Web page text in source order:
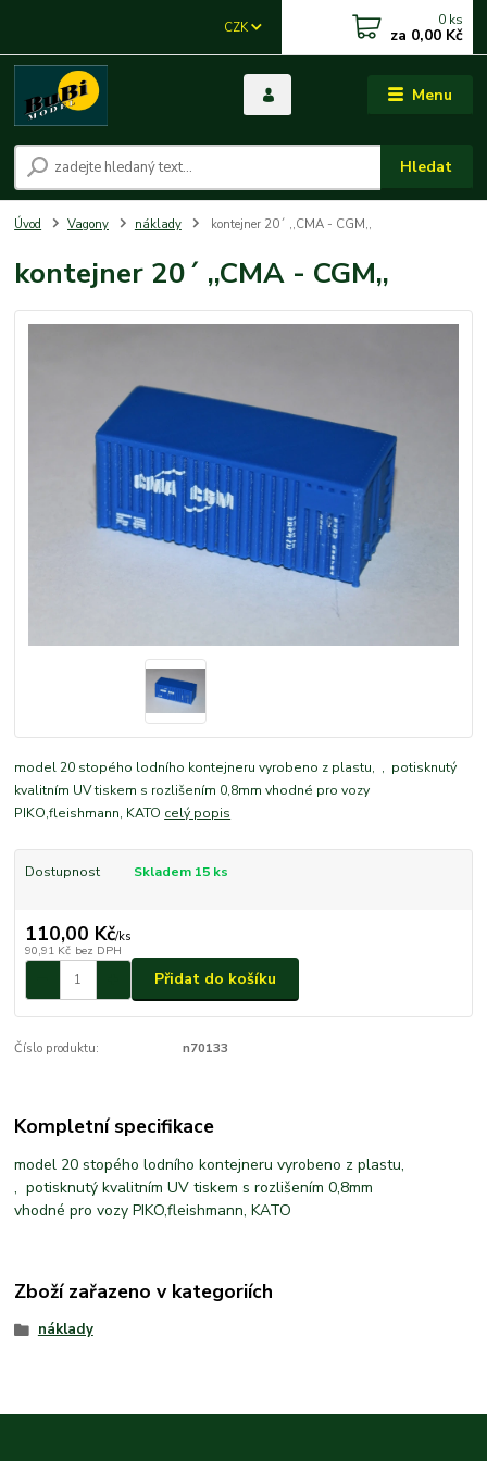
Menu
CZK
Hledat
0 ks
za 0,00 Kč
Úvod Vagony náklady kontejner 20´ ,,CMA - CGM,,
kontejner 20´ ,,CMA - CGM,,
model 20 stopého lodního kontejneru vyrobeno z plastu, , potisknutý
kvalitním UV tiskem s rozlišením 0,8mm vhodné pro vozy
PIKO,fleishmann, KATO celý popis
Dostupnost Skladem 15 ks
110,00 Kč/ks
90,91 Kč bez DPH
Přidat do košíku
Číslo produktu: n70133
Kompletní specifikace
model 20 stopého lodního kontejneru vyrobeno z plastu,
, potisknutý kvalitním UV tiskem s rozlišením 0,8mm
vhodné pro vozy PIKO,fleishmann, KATO
Zboží zařazeno v kategoriích
náklady